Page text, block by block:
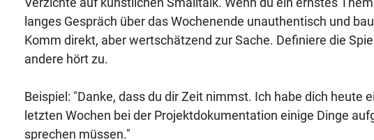
langes Gespräch über das Wochenende unauthentisch und
Komm direkt, aber wertschätzend zur Sache. Definiere die
andere hört zu.
Beispiel: "Danke, dass du dir Zeit nimmst. Ich habe dich heute
letzten Wochen bei der Projektdokumentation einige Dinge
sprechen müssen."